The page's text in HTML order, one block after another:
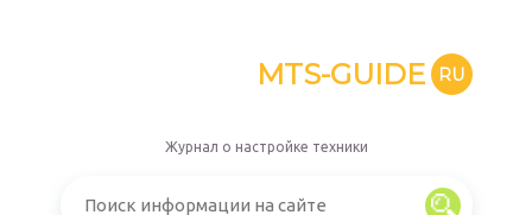
MTS-GUIDE RU
Журнал о настройке техники